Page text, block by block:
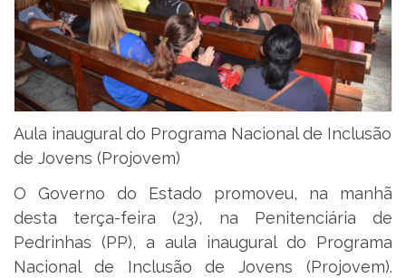
Aula inaugural do Programa Nacional de Inclusão
de Jovens (Projovem)
O Governo do Estado promoveu, na manhã
desta terça-feira (23), na Penitenciária de
Pedrinhas (PP), a aula inaugural do Programa
Nacional de Inclusão de Jovens (Projovem).